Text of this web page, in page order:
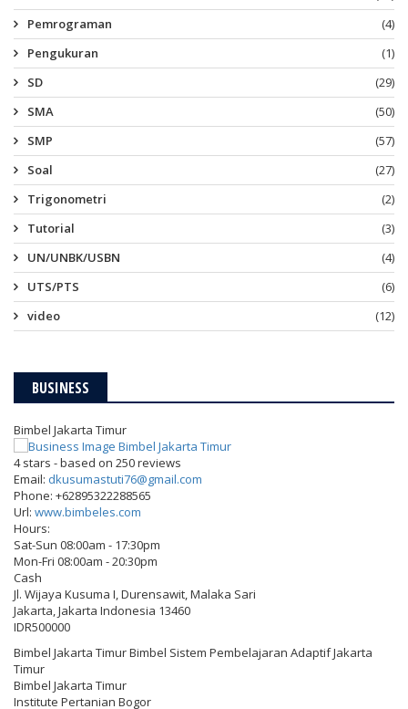
Pemrograman
(4)
Pengukuran
(1)
SD
(29)
SMA
(50)
SMP
(57)
Soal
(27)
Trigonometri
(2)
Tutorial
(3)
UN/UNBK/USBN
(4)
UTS/PTS
(6)
video
(12)
BUSINESS
Bimbel Jakarta Timur
4stars - based on 250reviews
Email: dkusumastuti76@gmail.com
Phone: +62895322288565
Url: www.bimbeles.com
Hours:
Sat-Sun 08:00am - 17:30pm
Mon-Fri 08:00am - 20:30pm
Cash
Jl. Wijaya Kusuma I, Durensawit, Malaka Sari
Jakarta,Jakarta Indonesia 13460
IDR500000
Bimbel Jakarta Timur Bimbel Sistem Pembelajaran Adaptif Jakarta
Timur
Bimbel Jakarta Timur
Institute Pertanian Bogor